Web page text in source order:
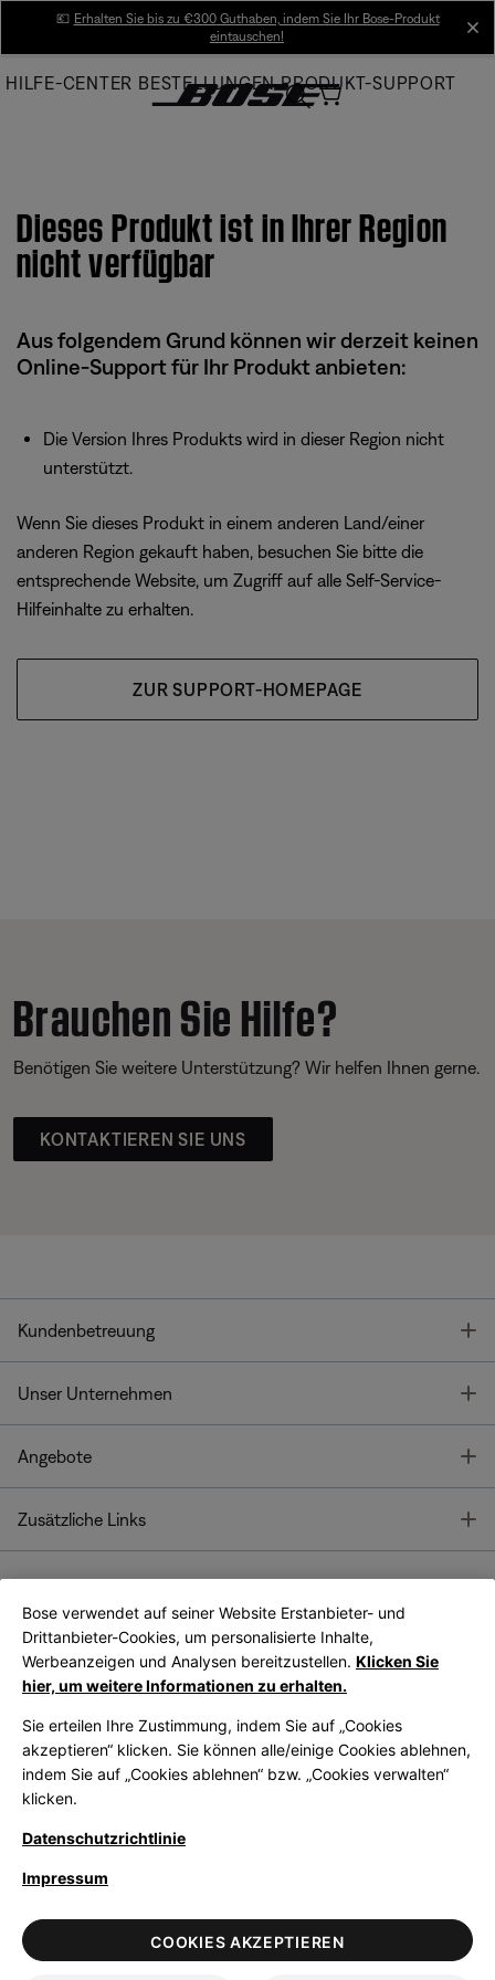
Main
💶 Erhalten Sie bis zu €300 Guthaben, indem Sie Ihr Bose-Produkt
eintauschen!
HILFE-CENTER BESTELLUNGEN PRODUKT-SUPPORT
Dieses Produkt ist in Ihrer Region
nicht verfügbar
Aus folgendem Grund können wir derzeit keinen
Online-Support für Ihr Produkt anbieten:
Die Version Ihres Produkts wird in dieser Region nicht
unterstützt.
Wenn Sie dieses Produkt in einem anderen Land/einer
anderen Region gekauft haben, besuchen Sie bitte die
entsprechende Website, um Zugriff auf alle Self-Service-
Hilfeinhalte zu erhalten.
ZUR SUPPORT-HOMEPAGE
Brauchen Sie Hilfe?
Benötigen Sie weitere Unterstützung? Wir helfen Ihnen gerne.
KONTAKTIEREN SIE UNS
Kundenbetreuung
Unser Unternehmen
Angebote
Zusätzliche Links
Bose App
Bose Connect
App
LegalDatenschutzrichtlinieZugänglichkeitHinweis zu Cookies
VerkaufsbedingungenNutzungsbedingungen
Bose verwendet auf seiner Website Erstanbieter- und
Drittanbieter-Cookies, um personalisierte Inhalte,
Werbeanzeigen und Analysen bereitzustellen. Klicken Sie
hier, um weitere Informationen zu erhalten.
Sie erteilen Ihre Zustimmung, indem Sie auf „Cookies
akzeptieren“ klicken. Sie können alle/einige Cookies ablehnen,
indem Sie auf „Cookies ablehnen“ bzw. „Cookies verwalten“
klicken.
Datenschutzrichtlinie
Impressum
COOKIES AKZEPTIEREN